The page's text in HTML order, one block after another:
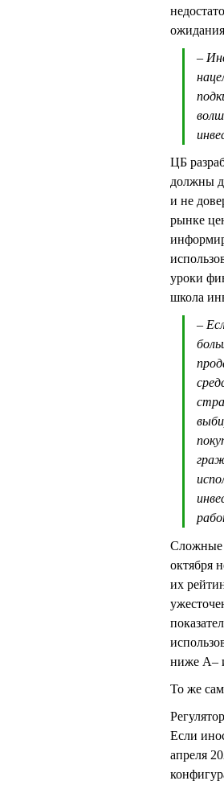
–
ЦБ
должны
и не
рынке
уроки
школа
–
Сложные
октября
их
ниже А–
То же
Если
апреля